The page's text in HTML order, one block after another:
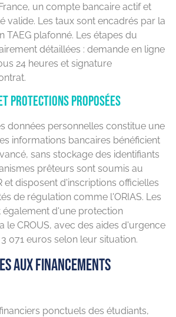
un compte bancaire actif et
valide. Les taux sont encadrés par la
TAEG plafonné. Les étapes du
détaillées : demande en ligne
24 heures et signature
protections proposées
données personnelles constitue une
informations bancaires bénéficient
sans stockage des identifiants
prêteurs sont soumis au
et disposent d'inscriptions officielles
de régulation comme l'ORIAS. Les
d'une protection
le CROUS, avec des aides d'urgence
071 euros selon leur situation.
aux financements
ponctuels des étudiants,